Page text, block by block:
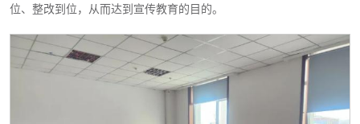
位、整改到位，从而达到宣传教育的目的。